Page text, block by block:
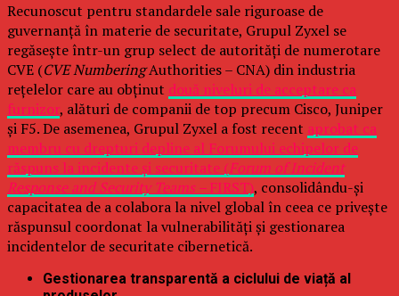
Recunoscut pentru standardele sale riguroase de
guvernanță în materie de securitate, Grupul Zyxel se
regăsește într-un grup select de autorități de numerotare
CVE (CVE NumberingAuthorities – CNA) din industria
rețelelor care au obținut două niveluri de acceptare ca
furnizor, alături de companii de top precum Cisco, Juniper
și F5. De asemenea, Grupul Zyxel a fost recent aprobat ca
membru cu drepturi depline al Forumului echipelor de
răspuns la incidente și securitate (Forum of Incident
Response and Security Teams –FIRST), consolidându-și
capacitatea de a colabora la nivel global în ceea ce privește
răspunsul coordonat la vulnerabilități și gestionarea
incidentelor de securitate cibernetică.
Gestionarea transparentă a ciclului de viață al